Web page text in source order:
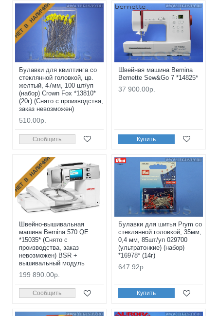
НЕТ В НАЛИЧИИ
Булавки для квилтинга со
стеклянной головкой, цв.
желтый, 47мм, 100 шт/уп
(набор) Crown Fox *13810*
(20г) (Снято с производства,
заказ невозможен)
510.00р.
Сообщить
Швейная машина Bernina
Bernette Sew&Go 7 *14825*
37 900.00р.
Купить
НЕТ В НАЛИЧИИ
Швейно-вышивальная
машина Bernina 570 QE
*15035* (Снято с
производства, заказ
невозможен) BSR +
вышивальный модуль
199 890.00р.
Сообщить
Булавки для шитья Prym со
стеклянной головкой, 35мм,
0,4 мм, 85шт/уп 029700
(ультратонкие) (набор)
*16978* (14г)
647.92р.
Купить